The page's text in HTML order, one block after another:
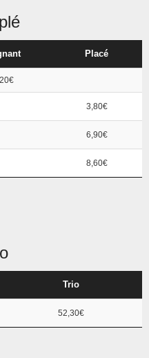
Placé
3,80€
6,90€
8,60€
Trio
52,30€